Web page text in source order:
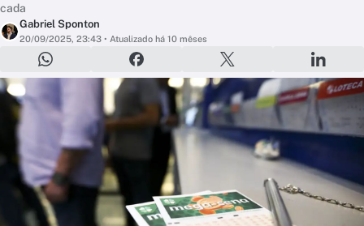
cada
Gabriel Sponton
20/09/2025, 23:43 • Atualizado há 10 mêses